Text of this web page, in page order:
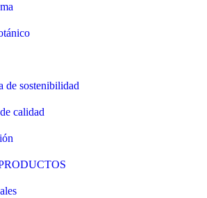
de sostenibilidad
calidad